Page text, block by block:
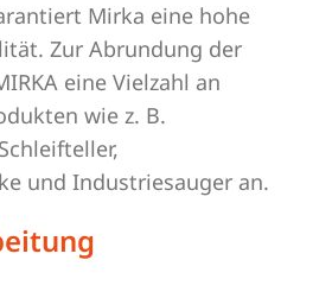
Mirka eine hohe
Zur Abrundung der
eine Vielzahl an
wie z. B.
und Industriesauger an.